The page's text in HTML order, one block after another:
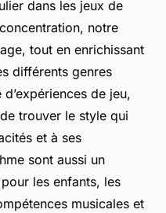
dans les jeux de
notre
tout en enrichissant
différents genres
de jeu,
trouver le style qui
et à ses
sont aussi un
les enfants, les
musicales et